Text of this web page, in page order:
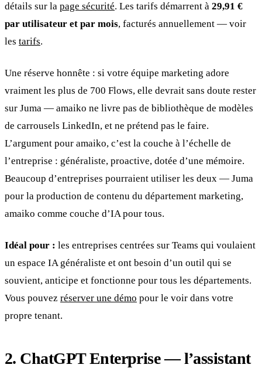
détails sur la page sécurité. Les tarifs démarrent à 29,91 €
par utilisateur et par mois, facturés annuellement — voir
les tarifs.
Une réserve honnête : si votre équipe marketing adore
vraiment les plus de 700 Flows, elle devrait sans doute rester
sur Juma — amaiko ne livre pas de bibliothèque de modèles
de carrousels LinkedIn, et ne prétend pas le faire.
L’argument pour amaiko, c’est la couche à l’échelle de
l’entreprise : généraliste, proactive, dotée d’une mémoire.
Beaucoup d’entreprises pourraient utiliser les deux — Juma
pour la production de contenu du département marketing,
amaiko comme couche d’IA pour tous.
Idéal pour : les entreprises centrées sur Teams qui voulaient
un espace IA généraliste et ont besoin d’un outil qui se
souvient, anticipe et fonctionne pour tous les départements.
Vous pouvez réserver une démo pour le voir dans votre
propre tenant.
2. ChatGPT Enterprise — l’assistant